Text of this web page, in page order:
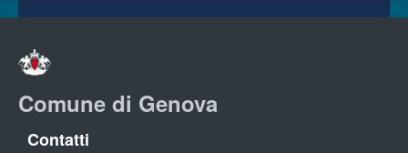
Comune di Genova
Contatti